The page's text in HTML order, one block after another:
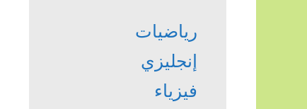
رياضيات
إنجليزي
فيزياء